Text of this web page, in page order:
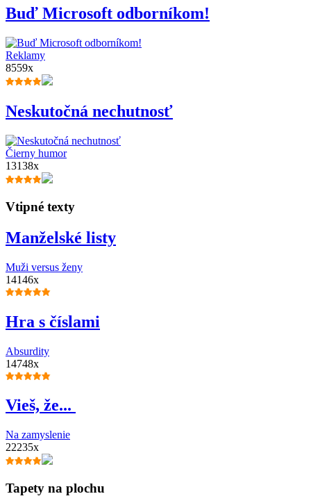
Buď Microsoft odborníkom!
Reklamy
8559x
Neskutočná nechutnosť
Čierny humor
13138x
Vtipné texty
Manželské listy
Muži versus ženy
14146x
Hra s číslami
Absurdity
14748x
Vieš, že...
Na zamyslenie
22235x
Tapety na plochu